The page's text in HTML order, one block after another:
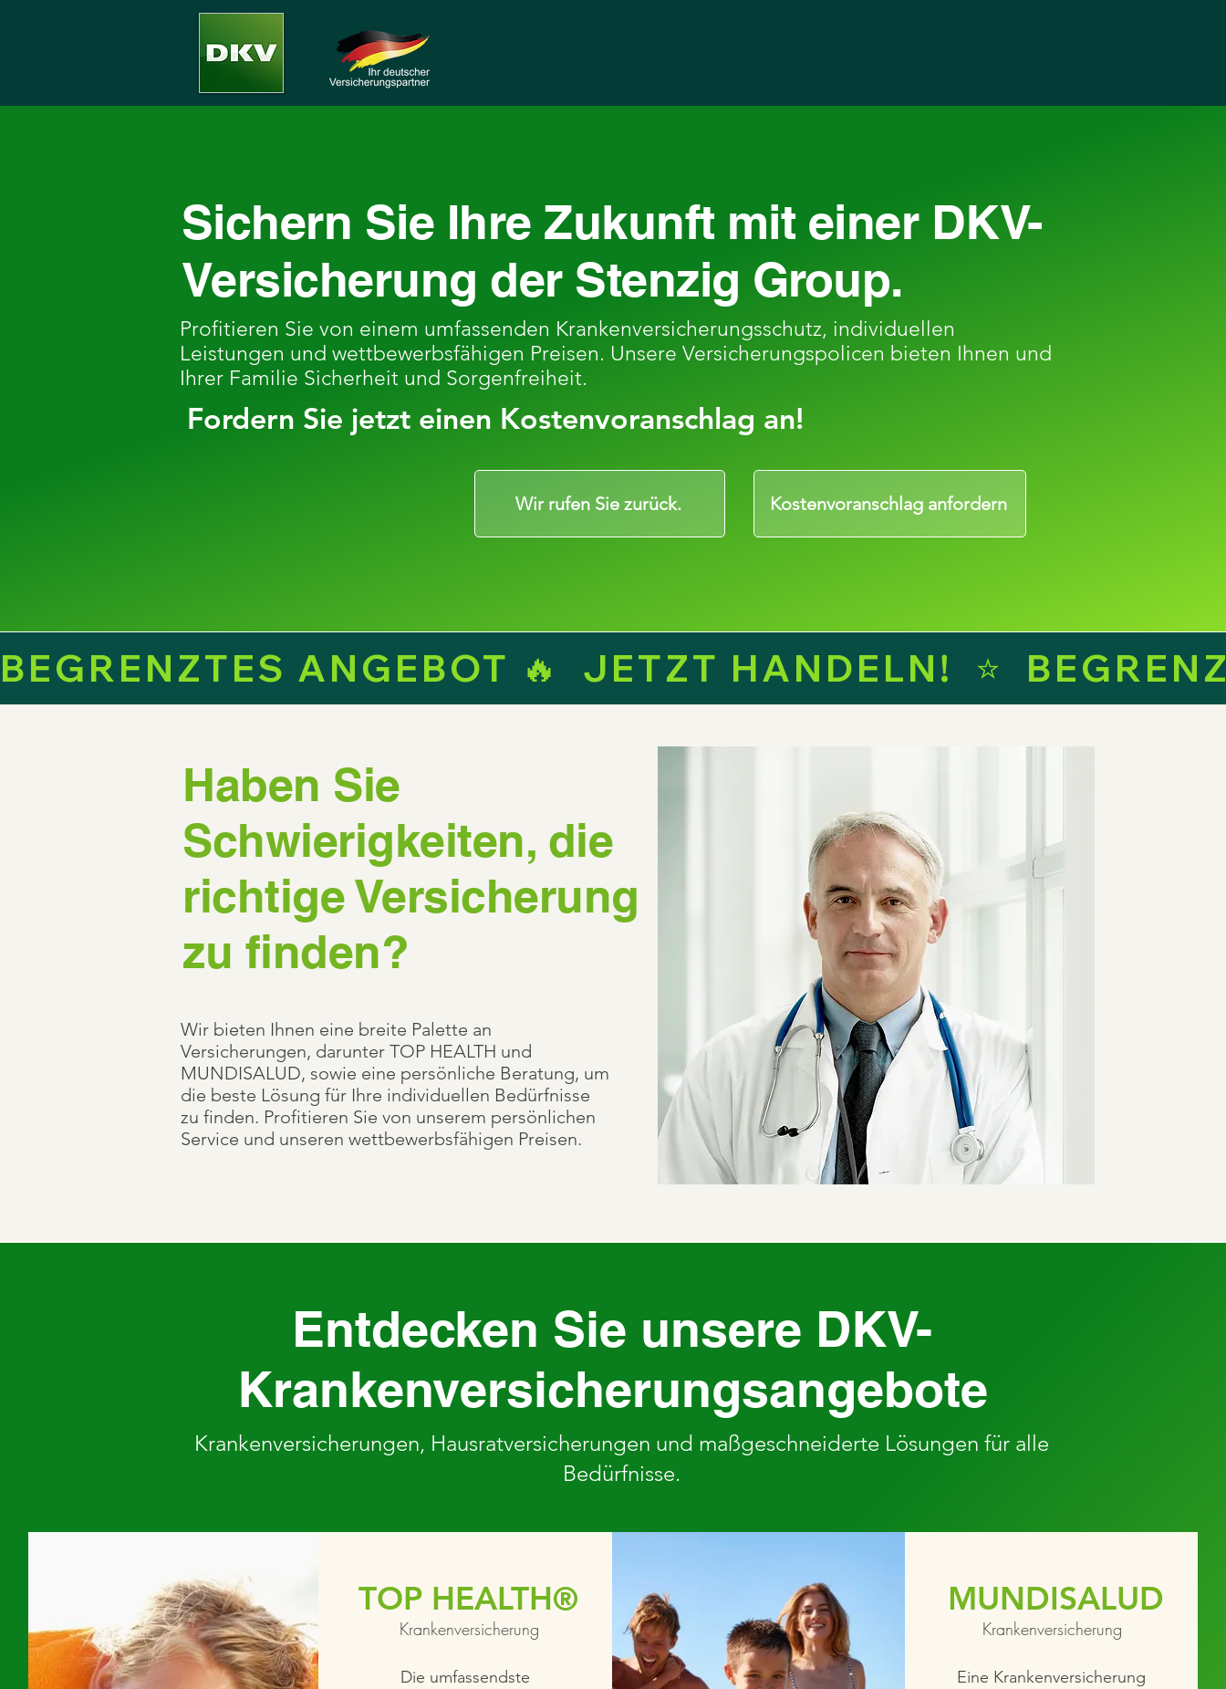
Sichern Sie Ihre Zukunft mit einer DKV-
Versicherung der Stenzig Group.
Profitieren Sie von einem umfassenden Krankenversicherungsschutz, individuellen
Leistungen und wettbewerbsfähigen Preisen. Unsere Versicherungspolicen bieten Ihnen und
Ihrer Familie Sicherheit und Sorgenfreiheit.
Fordern Sie jetzt einen Kostenvoranschlag an!
Wir rufen Sie zurück. Kostenvoranschlag anfordern
BEGRENZTES ANGEBOT 🔥  JETZT HANDELN!  ⭐
Haben Sie
Schwierigkeiten, die
richtige Versicherung
zu finden?
Wir bieten Ihnen eine breite Palette an
Versicherungen, darunter TOP HEALTH und
MUNDISALUD, sowie eine persönliche Beratung, um
die beste Lösung für Ihre individuellen Bedürfnisse
zu finden. Profitieren Sie von unserem persönlichen
Service und unseren wettbewerbsfähigen Preisen.
Entdecken Sie unsere DKV-
Krankenversicherungsangebote
Krankenversicherungen, Hausratversicherungen und maßgeschneiderte Lösungen für alle
Bedürfnisse.
TOP HEALTH®
Krankenversicherung
Die umfassendste
MUNDISALUD
Krankenversicherung
Eine Krankenversicherung